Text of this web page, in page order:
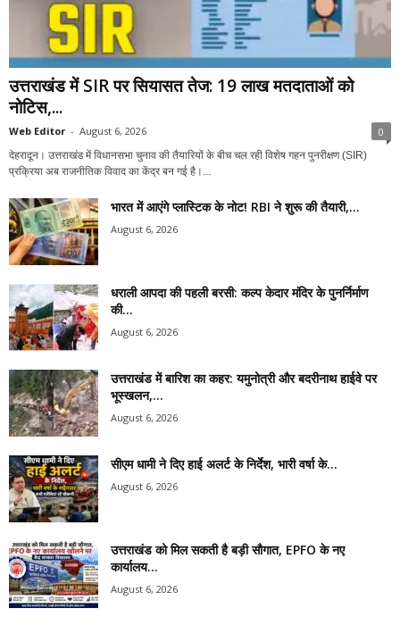
उत्तराखंड में SIR पर सियासत तेज: 19 लाख मतदाताओं को
नोटिस,...
Web Editor - August 6, 2026 0
देहरादून। उत्तराखंड में विधानसभा चुनाव की तैयारियों के बीच चल रही विशेष गहन पुनरीक्षण (SIR)
प्रक्रिया अब राजनीतिक विवाद का केंद्र बन गई है।...
भारत में आएंगे प्लास्टिक के नोट! RBI ने शुरू की तैयारी,...
August 6, 2026
धराली आपदा की पहली बरसी: कल्प केदार मंदिर के पुनर्निर्माण
की...
August 6, 2026
उत्तराखंड में बारिश का कहर: यमुनोत्री और बदरीनाथ हाईवे पर
भूस्खलन,...
August 6, 2026
सीएम धामी ने दिए हाई अलर्ट के निर्देश, भारी वर्षा के...
August 6, 2026
उत्तराखंड को मिल सकती है बड़ी सौगात, EPFO के नए
कार्यालय...
August 6, 2026